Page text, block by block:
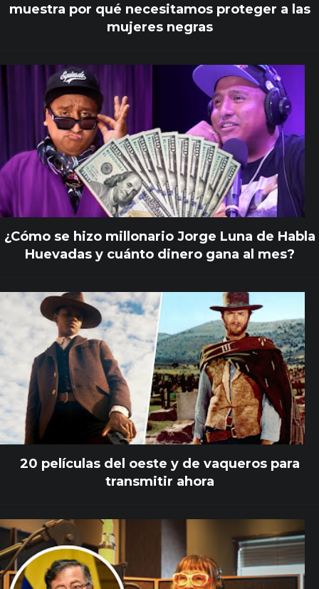
muestra por qué necesitamos proteger a las
mujeres negras
¿Cómo se hizo millonario Jorge Luna de Habla
Huevadas y cuánto dinero gana al mes?
20 películas del oeste y de vaqueros para
transmitir ahora